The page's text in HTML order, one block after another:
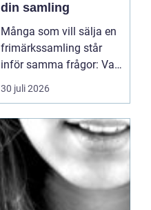
din samling
Många som vill sälja en
frimärkssamling står
inför samma frågor: Vad
är samlingen värd? Var
vänder man sig? Och hur
för billigt? Oavsett om
samlingen är egen, ärvd
eller del av ett dödsbo
går det att skapa
ordning, få en rättvi...
30 juli 2026